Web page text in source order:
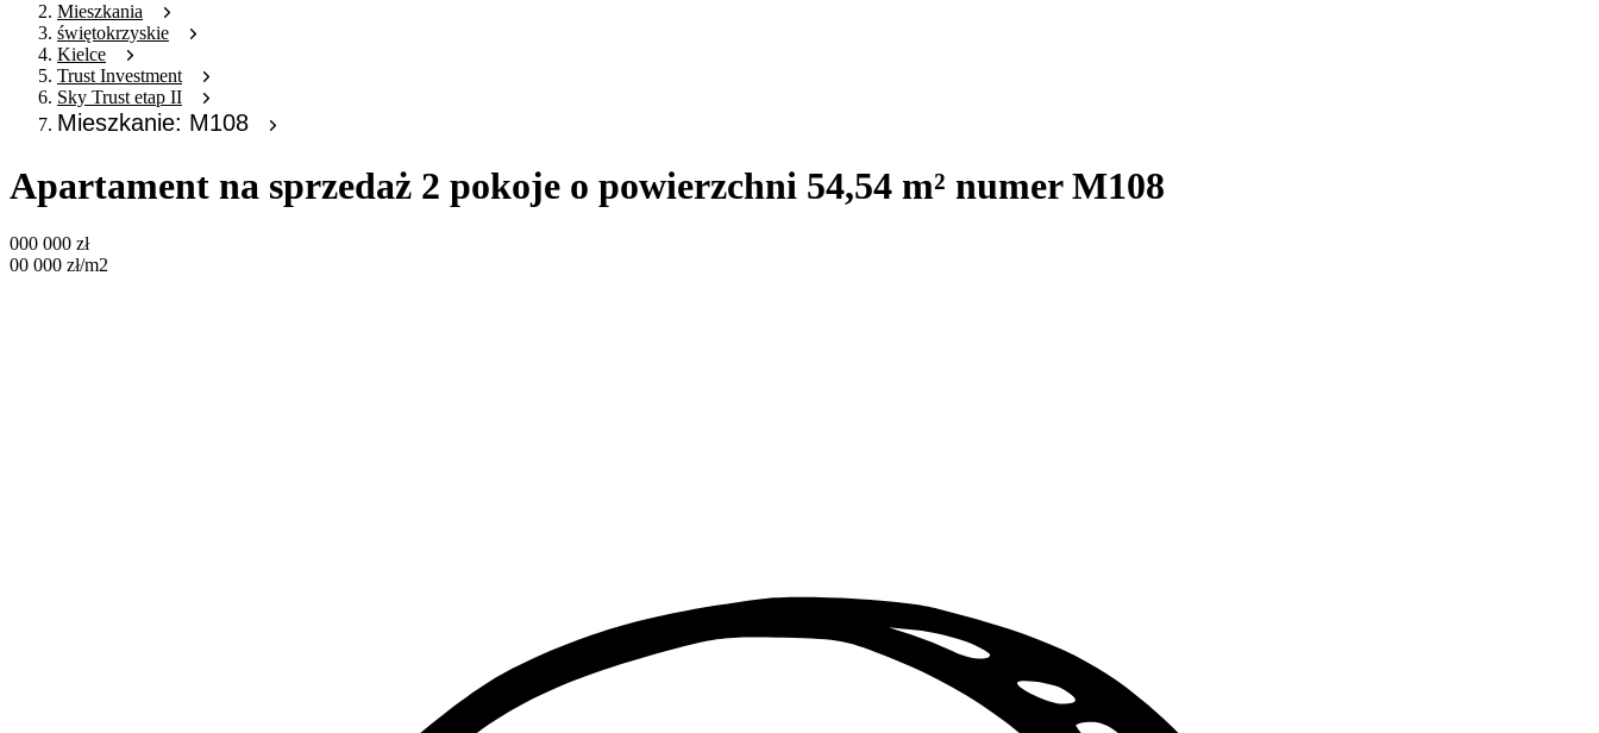
Mieszkania
świętokrzyskie
Kielce
Trust Investment
Sky Trust etap II
Mieszkanie: M108
Apartament na sprzedaż 2 pokoje o powierzchni 54,54 m² numer M108
000 000 zł
00 000 zł/m2